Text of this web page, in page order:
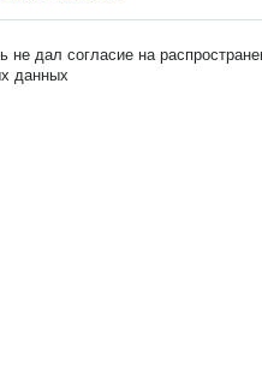
не дал согласие на
данных